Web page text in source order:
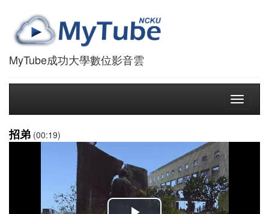
MyTube成功大學數位影音雲
Toggle
招弟 (00:19)